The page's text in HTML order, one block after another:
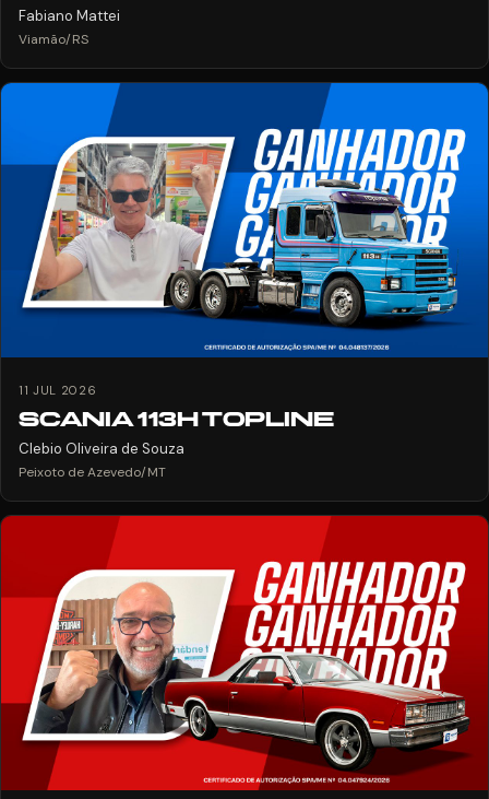
Fabiano Mattei
Viamão/RS
11 JUL 2026
SCANIA 113H TOPLINE
Clebio Oliveira de Souza
Peixoto de Azevedo/MT